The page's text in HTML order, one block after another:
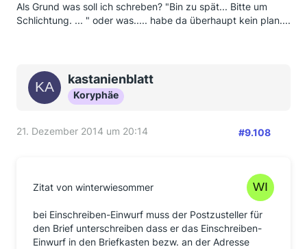
Als Grund was soll ich schreben? "Bin zu spät... Bitte um
Schlichtung. ... " oder was..... habe da überhaupt kein plan....
kastanienblatt
Koryphäe
21. Dezember 2014 um 20:14 #9.108
Zitat von winterwiesommer
bei Einschreiben-Einwurf muss der Postzusteller für
den Brief unterschreiben dass er das Einschreiben-
Einwurf in den Briefkasten bezw. an der Adresse